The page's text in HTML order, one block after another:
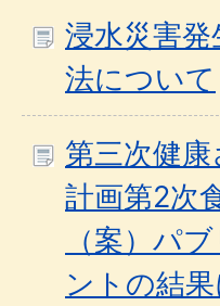
浸水災害
法について
第三次健
計画第2次
（案）パ
ントの結